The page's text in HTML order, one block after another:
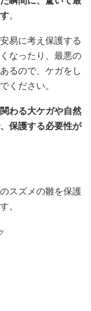
。
易に考え保護する
なったり、最悪の
るので、ケガをし
ください。
わる大ケガや自然
保護する必要性が
スズメの雛を保護
。